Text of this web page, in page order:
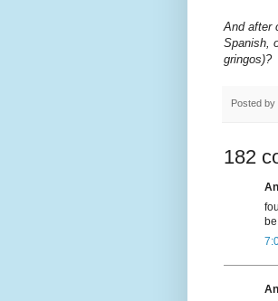
And after
Spanish,
gringos)?
Posted by
182